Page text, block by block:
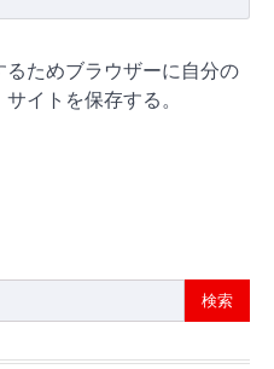
ためブラウザーに自分の
イトを保存する。